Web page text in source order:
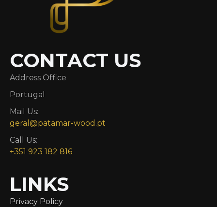
CONTACT US
Address Office
Portugal
Mail Us:
geral@patamar-wood.pt
Call Us:
+351 923 182 816
LINKS
Privacy Policy